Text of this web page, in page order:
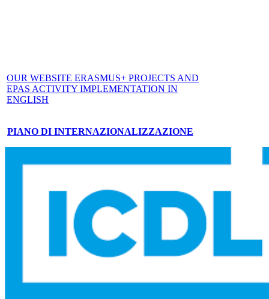
OUR WEBSITE ERASMUS+ PROJECTS AND
EPAS ACTIVITY IMPLEMENTATION IN
ENGLISH
PIANO DI INTERNAZIONALIZZAZIONE